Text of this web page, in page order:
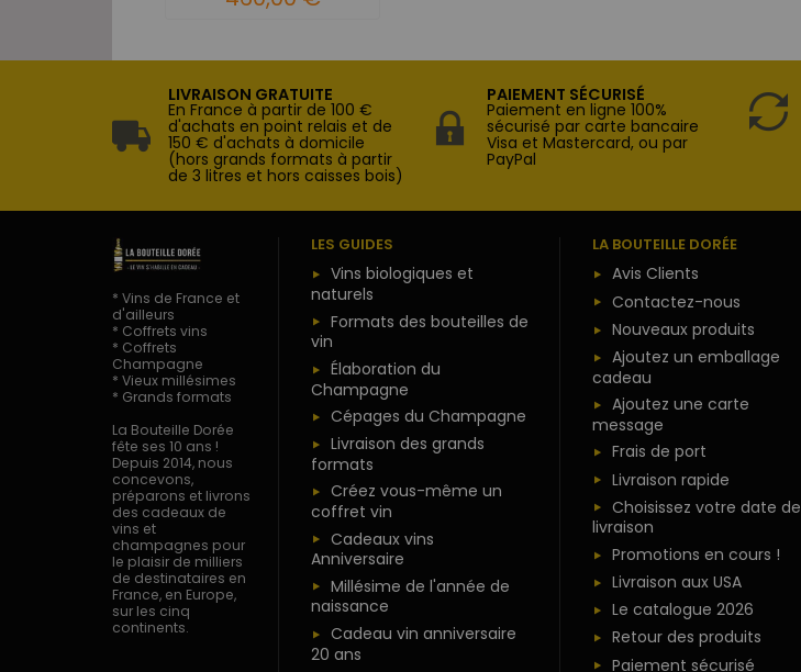
LIVRAISON GRATUITE
En France à partir de 100 €
d'achats en point relais et de
150 € d'achats à domicile
(hors grands formats à partir
de 3 litres et hors caisses bois)
PAIEMENT SÉCURISÉ
Paiement en ligne 100%
sécurisé par carte bancaire
Visa et Mastercard, ou par
PayPal
* Vins de France et
d'ailleurs
* Coffrets vins
* Coffrets
Champagne
* Vieux millésimes
* Grands formats
La Bouteille Dorée
fête ses 10 ans !
Depuis 2014, nous
concevons,
préparons et livrons
des cadeaux de
vins et
champagnes pour
le plaisir de milliers
de destinataires en
France, en Europe,
sur les cinq
continents.
LES GUIDES
Vins biologiques et
naturels
Formats des bouteilles de
vin
Élaboration du
Champagne
Cépages du Champagne
Livraison des grands
formats
Créez vous-même un
coffret vin
Cadeaux vins
Anniversaire
Millésime de l'année de
naissance
Cadeau vin anniversaire
20 ans
LA BOUTEILLE DORÉE
Avis Clients
Contactez-nous
Nouveaux produits
Ajoutez un emballage
cadeau
Ajoutez une carte
message
Frais de port
Livraison rapide
Choisissez votre date de
livraison
Promotions en cours !
Livraison aux USA
Le catalogue 2026
Retour des produits
Paiement sécurisé